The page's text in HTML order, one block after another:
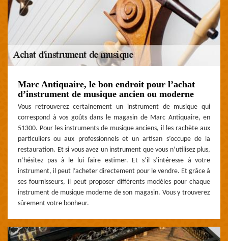
Marc Antiquaire, le bon endroit pour l’achat
d’instrument de musique ancien ou moderne
Vous retrouverez certainement un instrument de musique qui
correspond à vos goûts dans le magasin de Marc Antiquaire, en
51300. Pour les instruments de musique anciens, il les rachète aux
particuliers ou aux professionnels et un artisan s’occupe de la
restauration. Et si vous avez un instrument que vous n’utilisez plus,
n’hésitez pas à le lui faire estimer. Et s’il s’intéresse à votre
instrument, il peut l’acheter directement pour le vendre. Et grâce à
ses fournisseurs, il peut proposer différents modèles pour chaque
instrument de musique moderne de son magasin. Vous y trouverez
sûrement votre bonheur.